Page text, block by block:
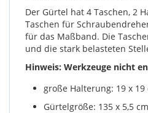
Der Gürtel hat 4 Taschen, 2
Taschen für
für das Maßband. Die
und die stark belasteten
Hinweis: Werkzeuge nicht
große Halterung: 19 x 19
Gürtelgröße: 135 x 5,5 cm